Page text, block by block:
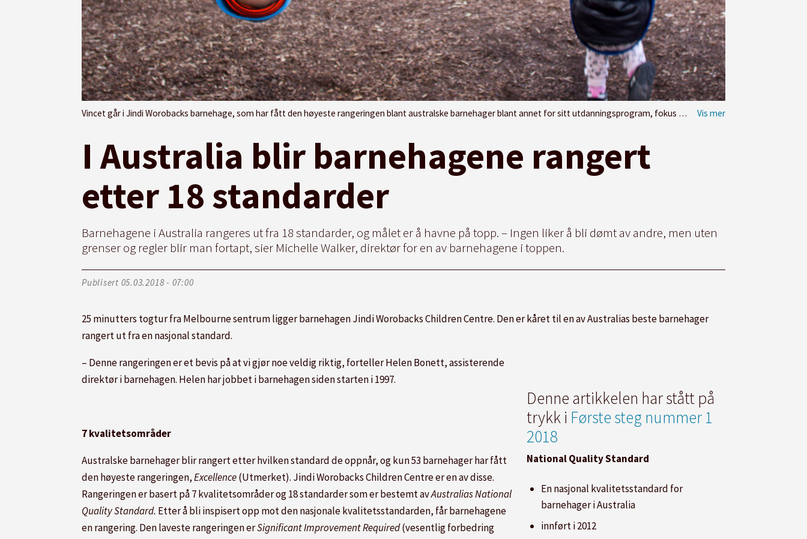
Vincet går i Jindi Worobacks barnehage, som har fått den høyeste rangeringen blant australske barnehager blant annet for sitt utdanningsprogram, fokus på urbefolkningen, service og utemiljø. Foto: Andrea Thiis-Evensen
I Australia blir barnehagene rangert
etter 18 standarder
Barnehagene i Australia rangeres ut fra 18 standarder, og målet er å havne på topp. – Ingen liker å bli dømt av andre, men uten
grenser og regler blir man fortapt, sier Michelle Walker, direktør for en av barnehagene i toppen.
Publisert 05.03.2018 - 07:00
25 minutters togtur fra Melbourne sentrum ligger barnehagen Jindi Worobacks Children Centre. Den er kåret til en av Australias beste barnehager
rangert ut fra en nasjonal standard.
Denne artikkelen har stått på
trykk i Første steg nummer 1
2018
National Quality Standard
En nasjonal kvalitetsstandard for
barnehager i Australia
innført i 2012
– Denne rangeringen er et bevis på at vi gjør noe veldig riktig, forteller Helen Bonett, assisterende
direktør i barnehagen. Helen har jobbet i barnehagen siden starten i 1997.
7 kvalitetsområder
Australske barnehager blir rangert etter hvilken standard de oppnår, og kun 53 barnehager har fått
den høyeste rangeringen,Excellence(Utmerket). Jindi Worobacks Children Centre er en av disse.
Rangeringen er basert på 7 kvalitetsområder og 18 standarder som er bestemt avAustralias National
Quality Standard. Etter å bli inspisert opp mot den nasjonale kvalitetsstandarden, får barnehagene
en rangering. Den laveste rangeringen erSignificant Improvement Required(vesentlig forbedring